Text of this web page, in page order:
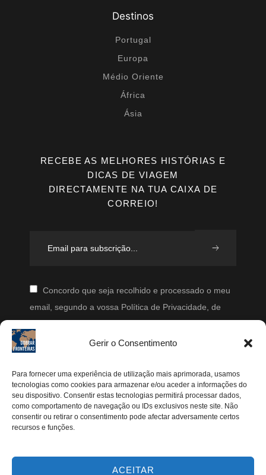
Gerir o Consentimento
Para fornecer uma experiência de utilização mais aprimorada, usamos
tecnologias como cookies para armazenar e/ou aceder a informações do
seu dispositivo. Consentir estas tecnologias permitirá processar dados,
como comportamento de navegação ou IDs exclusivos neste site. Não
consentir ou retirar o consentimento pode afectar adversamente certos
recursos e funções.
ACEITAR
Destinos
Portugal
Europa
Médio Oriente
África
Ásia
RECEBE AS MELHORES HISTÓRIAS E
DICAS DE VIAGEM
DIRECTAMENTE NA TUA CAIXA DE
CORREIO!
Concordo que seja recolhido e processado o meu
email, segundo a vossa Política de Privacidade, de
modo a que posteriormente possam enviar-me emails
periodicamente.
Segue-me
Instagram
Pinterest
Youtube